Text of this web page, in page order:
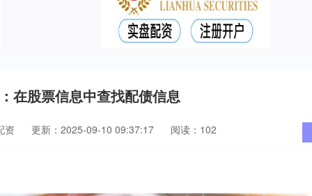
在股票信息中查找配债信息
资 更新：2025-09-10 09:37:17 阅读：102